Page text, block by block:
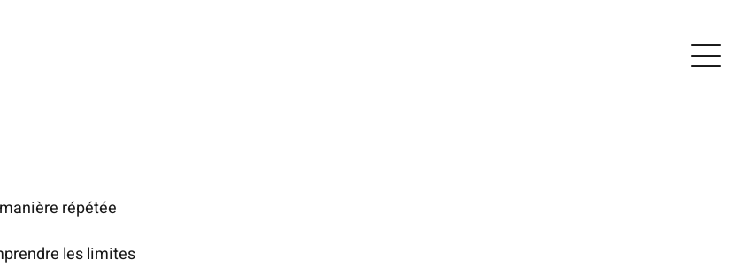
fétiche vous fera gagner gros à la roulette ? Détrompez-vous, c’est l’une des
répétée
les limites